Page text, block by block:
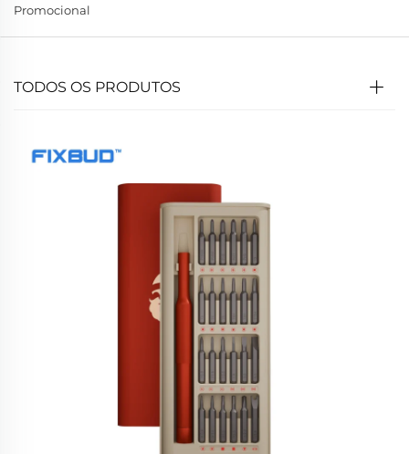
Promocional
TODOS OS PRODUTOS